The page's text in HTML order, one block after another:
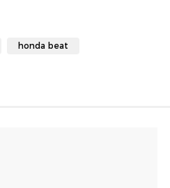
honda beat